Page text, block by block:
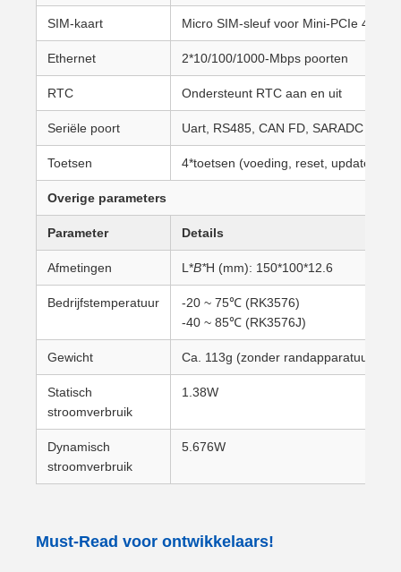
SIM-kaart Micro SIM-sleuf voor Mini-PCIe 4G
Ethernet 2*10/100/1000-Mbps poorten
RTC Ondersteunt RTC aan en uit
Seriële poort Uart, RS485, CAN FD, SARADC
Toetsen 4*toetsen (voeding, reset, update,
Overige parameters
Parameter Details
Afmetingen L*B*H (mm): 150*100*12.6
Bedrijfstemperatuur
-20 ~ 75℃ (RK3576)
-40 ~ 85℃ (RK3576J)
Gewicht Ca. 113g (zonder randapparatuur)
Statisch
stroomverbruik
1.38W
Dynamisch
stroomverbruik
5.676W
Must-Read voor ontwikkelaars!